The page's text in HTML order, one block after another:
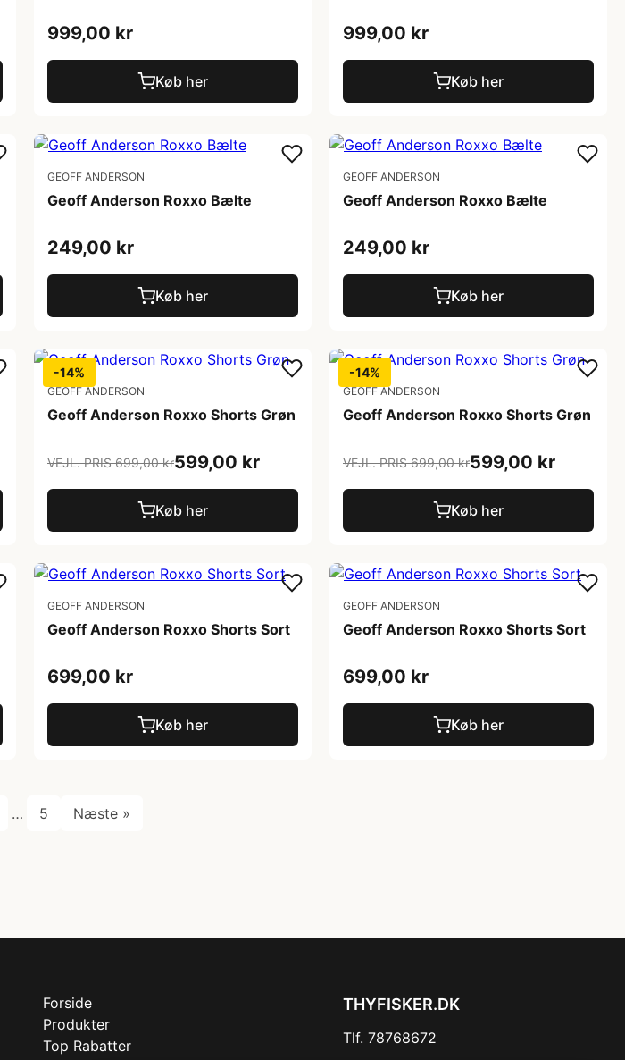
999,00 kr
Køb her
999,00 kr
Køb her
GEOFF ANDERSON
Geoff Anderson Roxxo Bælte
249,00 kr
Køb her
GEOFF ANDERSON
Geoff Anderson Roxxo Bælte
249,00 kr
Køb her
-14%
GEOFF ANDERSON
Geoff Anderson Roxxo Shorts Grøn
VEJL. PRIS 699,00 kr599,00 kr
Køb her
-14%
GEOFF ANDERSON
Geoff Anderson Roxxo Shorts Grøn
VEJL. PRIS 699,00 kr599,00 kr
Køb her
GEOFF ANDERSON
Geoff Anderson Roxxo Shorts Sort
699,00 kr
Køb her
GEOFF ANDERSON
Geoff Anderson Roxxo Shorts Sort
699,00 kr
Køb her
… 5 Næste »
Forside
Produkter
Top Rabatter
THYFISKER.DK
Tlf. 78768672